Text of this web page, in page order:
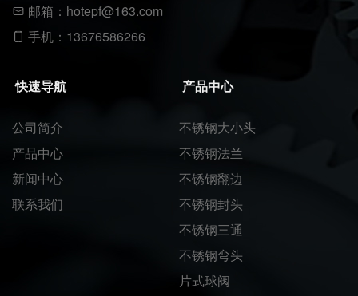
邮箱：hotepf@163.com
手机：13676586266
快速导航
公司简介
产品中心
新闻中心
联系我们
产品中心
不锈钢大小头
不锈钢法兰
不锈钢翻边
不锈钢封头
不锈钢三通
不锈钢弯头
片式球阀